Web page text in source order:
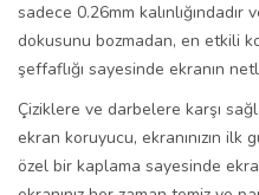
sadece 0.26mm kalınlığındadır
dokusunu bozmadan, en etkili
şeffaflığı sayesinde ekranın
Çiziklere ve darbelere karşı
ekran koruyucu, ekranınızın ilk
özel bir kaplama sayesinde